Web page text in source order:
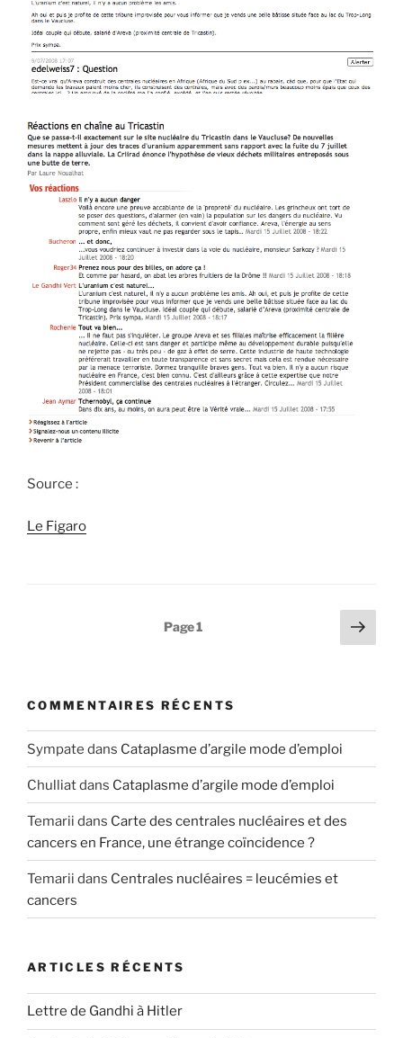
Source :
Le Figaro
Page1
Page
COMMENTAIRES RÉCENTS
Sympate dans Cataplasme d’argile mode d’emploi
Chulliatdans Cataplasme d’argile mode d’emploi
Temarii dans Carte des centrales nucléaires et des
cancers en France, une étrange coïncidence ?
Temarii dans Centrales nucléaires = leucémies et
cancers
ARTICLES RÉCENTS
Lettre de Gandhi à Hitler